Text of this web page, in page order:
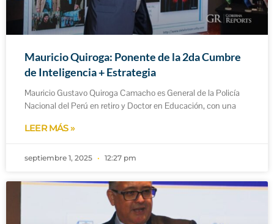
Mauricio Quiroga: Ponente de la 2da Cumbre
de Inteligencia + Estrategia
Mauricio Gustavo Quiroga Camacho es General de la Policía
Nacional del Perú en retiro y Doctor en Educación, con una
LEER MÁS »
septiembre 1, 2025 12:27 pm